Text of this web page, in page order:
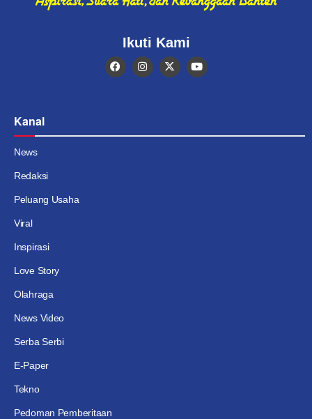
Ikuti Kami
Kanal
News
Redaksi
Peluang Usaha
Viral
Inspirasi
Love Story
Olahraga
News Video
Serba Serbi
E-Paper
Tekno
Pedoman Pemberitaan